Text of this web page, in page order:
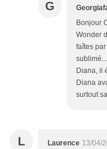
G
Bonjour
Wonder
faîtes
Diana, il
Diana
surtout
L Laurence 13/04/